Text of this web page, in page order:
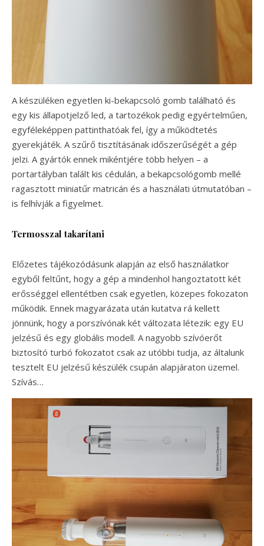
A készüléken egyetlen ki-bekapcsoló gomb található és
egy kis állapotjelző led, a tartozékok pedig egyértelműen,
egyféleképpen pattinthatóak fel, így a működtetés
gyerekjáték. A szűrő tisztításának időszerűségét a gép
jelzi. A gyártók ennek mikéntjére több helyen – a
portartályban talált kis cédulán, a bekapcsológomb mellé
ragasztott miniatűr matricán és a használati útmutatóban –
is felhívják a figyelmet.
Termosszal takarítani
Előzetes tájékozódásunk alapján az első használatkor
egyből feltűnt, hogy a gép a mindenhol hangoztatott két
erősséggel ellentétben csak egyetlen, közepes fokozaton
működik. Ennek magyarázata után kutatva rá kellett
jönnünk, hogy a porszívónak két változata létezik: egy EU
jelzésű és egy globális modell. A nagyobb szívóerőt
biztosító turbó fokozatot csak az utóbbi tudja, az általunk
tesztelt EU jelzésű készülék csupán alapjáraton üzemel.
Szívás…